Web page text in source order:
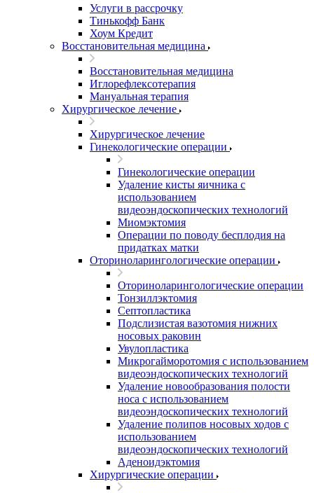
Услуги в рассрочку
Тинькофф Банк
Хоум Кредит
Восстановительная медицина
Восстановительная медицина
Иглорефлексотерапия
Мануальная терапия
Хирургическое лечение
Хирургическое лечение
Гинекологические операции
Гинекологические операции
Удаление кисты яичника с
использованием
видеоэндоскопических технологий
Миомэктомия
Операции по поводу бесплодия на
придатках матки
Оториноларингологические операции
Оториноларингологические операции
Тонзиллэктомия
Септопластика
Подслизистая вазотомия нижних
носовых раковин
Увулопластика
Микрогайморотомия с использованием
видеоэндоскопических технологий
Удаление новообразования полости
носа с использованием
видеоэндоскопических технологий
Удаление полипов носовых ходов с
использованием
видеоэндоскопических технологий
Аденоидэктомия
Хирургические операции